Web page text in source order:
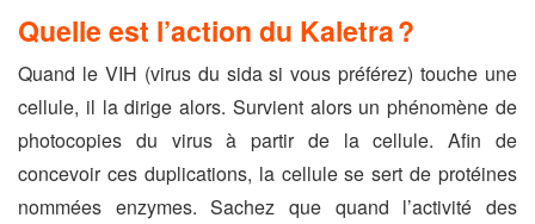
Quelle est l’action du Kaletra ?
Quand le VIH (virus du sida si vous préférez) touche une
cellule, il la dirige alors. Survient alors un phénomène de
photocopies du virus à partir de la cellule. Afin de
concevoir ces duplications, la cellule se sert de protéines
nommées enzymes. Sachez que quand l’activité des